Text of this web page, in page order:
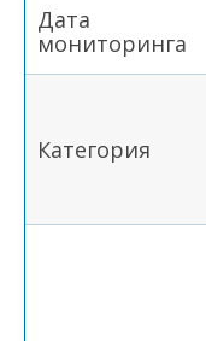
Дата
мониторинга
Категория